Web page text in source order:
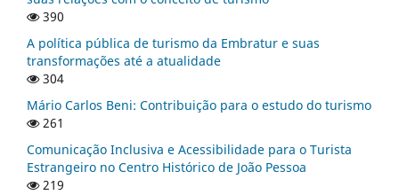
390
A política pública de turismo da Embratur e suas
transformações até a atualidade
304
Mário Carlos Beni: Contribuição para o estudo do turismo
261
Comunicação Inclusiva e Acessibilidade para o Turista
Estrangeiro no Centro Histórico de João Pessoa
219